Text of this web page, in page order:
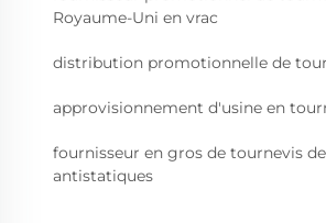
Royaume-Uni en vrac
distribution promotionnelle de
approvisionnement d'usine en
fournisseur en gros de tournevis
antistatiques